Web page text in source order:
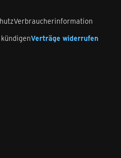
Verbraucherinformation
Verträge widerrufen